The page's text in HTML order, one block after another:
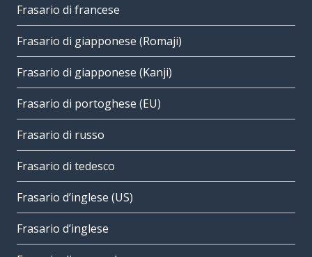
Frasario di francese
Frasario di giapponese (Romaji)
Frasario di giapponese (Kanji)
Frasario di portoghese (EU)
Frasario di russo
Frasario di tedesco
Frasario d’inglese (US)
Frasario d’inglese